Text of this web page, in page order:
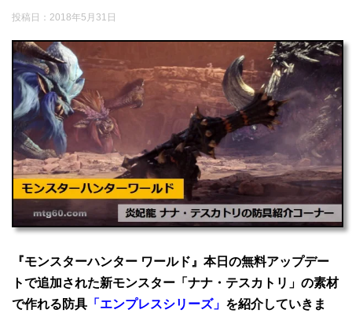
投稿日： 2018年5月31日
『モンスターハンター ワールド』本日の無料アップデー
トで追加された新モンスター「ナナ・テスカトリ」の素材
で作れる防具 「エンプレスシリーズ」 を紹介していきま